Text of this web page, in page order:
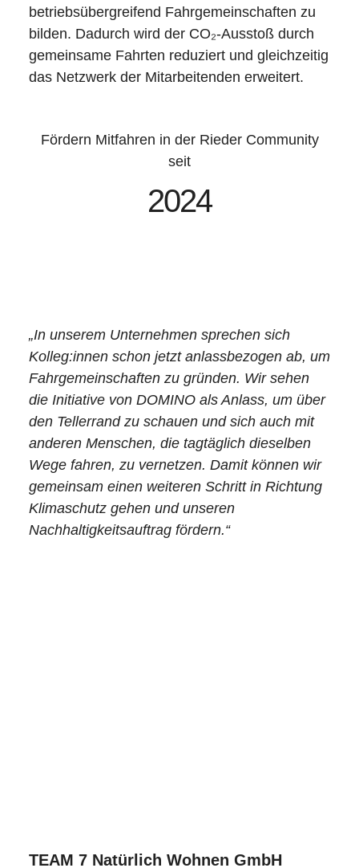
Fördern Mitfahren in der Rieder Community
seit
2024
betriebsübergreifend Fahrgemeinschaften zu
bilden. Dadurch wird der CO₂-Ausstoß durch
gemeinsame Fahrten reduziert und gleichzeitig
das Netzwerk der Mitarbeitenden erweitert.
„In unserem Unternehmen sprechen sich
Kolleg:innen schon jetzt anlassbezogen ab, um
Fahrgemeinschaften zu gründen. Wir sehen
die Initiative von DOMINO als Anlass, um über
den Tellerrand zu schauen und sich auch mit
anderen Menschen, die tagtäglich dieselben
Wege fahren, zu vernetzen. Damit können wir
gemeinsam einen weiteren Schritt in Richtung
Klimaschutz gehen und unseren
Nachhaltigkeitsauftrag fördern.“
TEAM 7 Natürlich Wohnen GmbH